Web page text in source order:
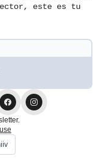
este es tu